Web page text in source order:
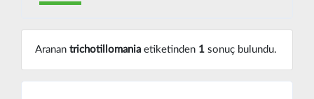
Aranan trichotillomaniaetiketinden 1sonuç bulundu.